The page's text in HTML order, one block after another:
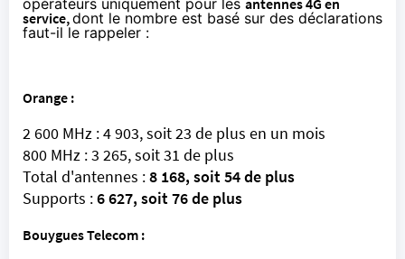
opérateurs uniquement pour les antennes4G en
service,dont le nombre est basé sur des déclarations
faut-il le rappeler :
Orange :
2 600 MHz : 4 903, soit 23 de plus en un mois
800 MHz : 3 265, soit 31 de plus
Total d'antennes :8 168, soit 54 de plus
Supports :6 627, soit 76 de plus
Bouygues Telecom :